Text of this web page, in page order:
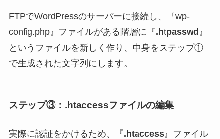
FTPでWordPressのサーバーに接続し、『wp-
config.php』ファイルがある階層に『.htpasswd 』
というファイルを新しく作り、中身をステップ①
で生成された文字列にします。
ステップ③：.htaccessファイルの編集
実際に認証をかけるため、『.htaccess』ファイル